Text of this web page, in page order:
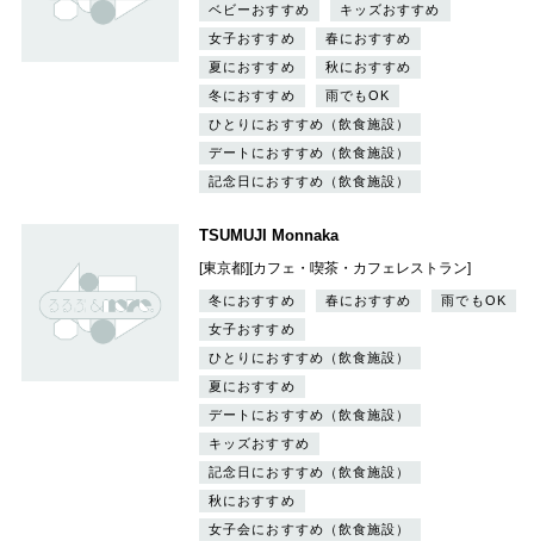
ベビーおすすめ
キッズおすすめ
女子おすすめ
春におすすめ
夏におすすめ
秋におすすめ
冬におすすめ
雨でもOK
ひとりにおすすめ（飲食施設）
デートにおすすめ（飲食施設）
記念日におすすめ（飲食施設）
TSUMUJI Monnaka
[東京都][カフェ・喫茶・カフェレストラン]
冬におすすめ 春におすすめ
雨でもOK
女子おすすめ
ひとりにおすすめ（飲食施設）
夏におすすめ
デートにおすすめ（飲食施設）
キッズおすすめ
記念日におすすめ（飲食施設）
秋におすすめ
女子会におすすめ（飲食施設）